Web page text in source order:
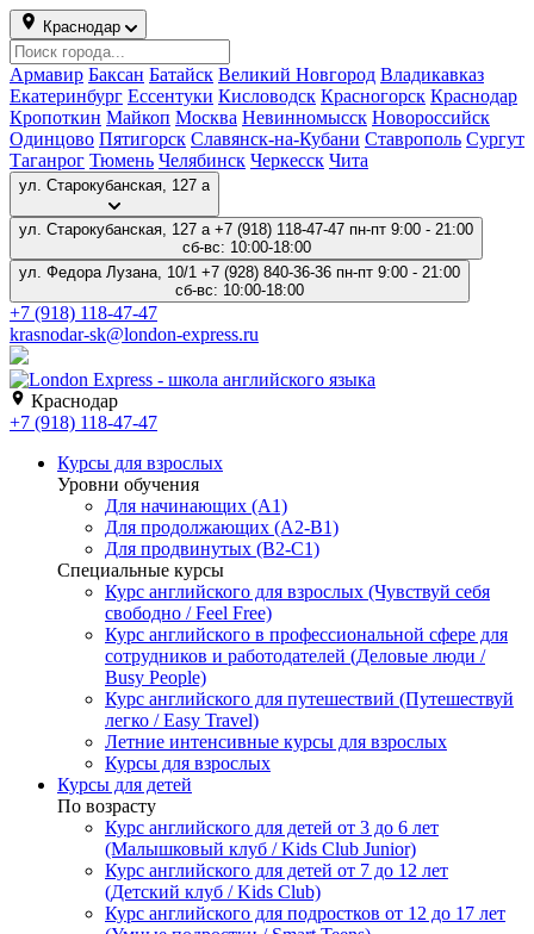
Краснодар
Армавир Баксан Батайск Великий Новгород Владикавказ
Екатеринбург Ессентуки Кисловодск Красногорск Краснодар
Кропоткин Майкоп Москва Невинномысск Новороссийск
Одинцово Пятигорск Славянск-на-Кубани Ставрополь Сургут
Таганрог Тюмень Челябинск Черкесск Чита
ул. Старокубанская, 127 а
ул. Старокубанская, 127 а +7 (918) 118-47-47 пн-пт 9:00 - 21:00
сб-вс: 10:00-18:00
ул. Федора Лузана, 10/1 +7 (928) 840-36-36 пн-пт 9:00 - 21:00
сб-вс: 10:00-18:00
+7 (918) 118-47-47
krasnodar-sk@london-express.ru
Краснодар
+7 (918) 118-47-47
Курсы для взрослых
Уровни обучения
Для начинающих (A1)
Для продолжающих (A2-B1)
Для продвинутых (B2-C1)
Специальные курсы
Курс английского для взрослых (Чувствуй себя
свободно / Feel Free)
Курс английского в профессиональной сфере для
сотрудников и работодателей (Деловые люди /
Busy People)
Курс английского для путешествий (Путешествуй
легко / Easy Travel)
Летние интенсивные курсы для взрослых
Курсы для взрослых
Курсы для детей
По возрасту
Курс английского для детей от 3 до 6 лет
(Малышковый клуб / Kids Club Junior)
Курс английского для детей от 7 до 12 лет
(Детский клуб / Kids Club)
Курс английского для подростков от 12 до 17 лет